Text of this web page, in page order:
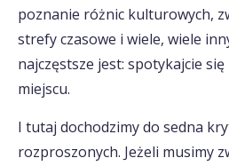
poznanie różnic kulturowych,
strefy czasowe i wiele, wiele
najczęstsze jest: spotykajcie
miejscu.
I tutaj dochodzimy do sedna
rozproszonych. Jeżeli musimy